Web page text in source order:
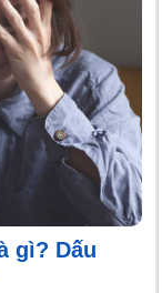
gì? Dấu